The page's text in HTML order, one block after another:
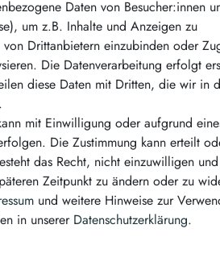
Daten von Besucher:innen
um z.B. Inhalte und Anzeigen zu
Drittanbietern einzubinden oder
Die Datenverarbeitung erfolgt
diese Daten mit Dritten, die wir in
mit Einwilligung oder aufgrund
Die Zustimmung kann erteilt
das Recht, nicht einzuwilligen
Zeitpunkt zu ändern oder zu
und weitere Hinweise zur
in unserer Daten­schutz­erklärung.